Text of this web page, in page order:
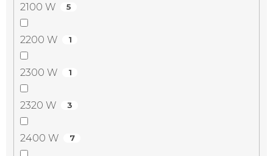
2100 W 5
2200 W 1
2300 W 1
2320 W 3
2400 W 7